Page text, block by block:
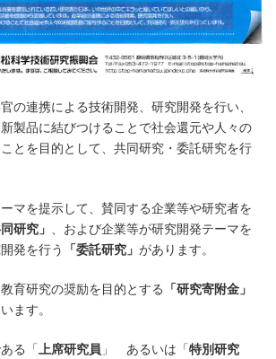
の連携による技術開発、研究開発を行い、
製品に結びつけることで社会還元や人々の
とを目的として、共同研究・委託研究を行
マを提示して、賛同する企業等や研究者を
同研究」 、および企業等が研究開発テーマを
発を行う 「委託研究」 があります。
育研究の奨励を目的とする 「研究寄附金」
ます。
る「上席研究員 」 あるいは「特別研究